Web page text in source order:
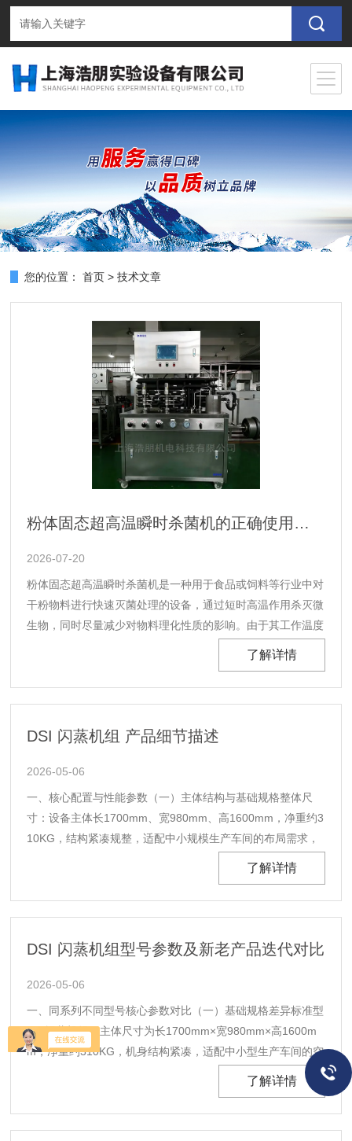
您的位置： 首页 >技术文章
粉体固态超高温瞬时杀菌机的正确使用方法，新手也能轻松掌握
2026-07-20
粉体固态超高温瞬时杀菌机是一种用于食品或饲料等行业中对
干粉物料进行快速灭菌处理的设备，通过短时高温作用杀灭微
生物，同时尽量减少对物料理化性质的影响。由于其工作温度
高、处理时间短，操作过程需严格遵循规程。掌握粉体固态超
前提；在日常运行中坚持正确操作方法，也有助于维持设备稳
定性和产品一致性。1、开机前检查：确......
了解详情
DSI 闪蒸机组 产品细节描述
2026-05-06
一、核心配置与性能参数（一）主体结构与基础规格整体尺
寸：设备主体长1700mm、宽980mm、高1600mm，净重约3
10KG，结构紧凑规整，适配中小规模生产车间的布局需求，
无需占用过大空间。核心罐体配置：台面设有料罐和闪蒸（脱
约15升，满足连续生产的物料存储与处理......
了解详情
DSI 闪蒸机组型号参数及新老产品迭代对比
2026-05-06
一、同系列不同型号核心参数对比（一）基础规格差异标准型
DSI闪蒸机组：主体尺寸为长1700mm×宽980mm×高1600m
m，净重约310KG，机身结构紧凑，适配中小型生产车间的空
间布局；处理量范围为20-50L/H，总功率4KW，采用380V三
相五线供电，需搭配2.5平方铜芯护套电缆，满足常规液体物
料灭菌需求。加大处......
了解详情